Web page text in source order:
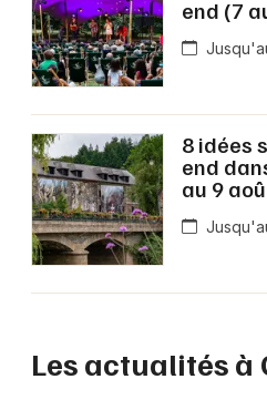
end (7
8 idées
end
au 9
Les actualités à